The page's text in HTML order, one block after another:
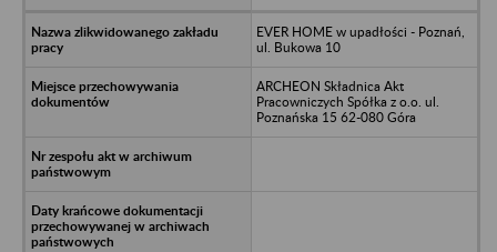
EVER HOME w upadłości - Poznań,
ul. Bukowa 10
ARCHEON Składnica Akt
Pracowniczych Spółka z o.o. ul.
Poznańska 15 62-080 Góra